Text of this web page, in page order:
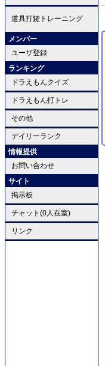
道具打鍵トレーニング
メンバー
ユーザ登録
ランキング
ドラえもんクイズ
ドラえもん打トレ
その他
デイリーランク
情報提供
お問い合わせ
サイト
掲示板
チャット(0人在室)
リンク